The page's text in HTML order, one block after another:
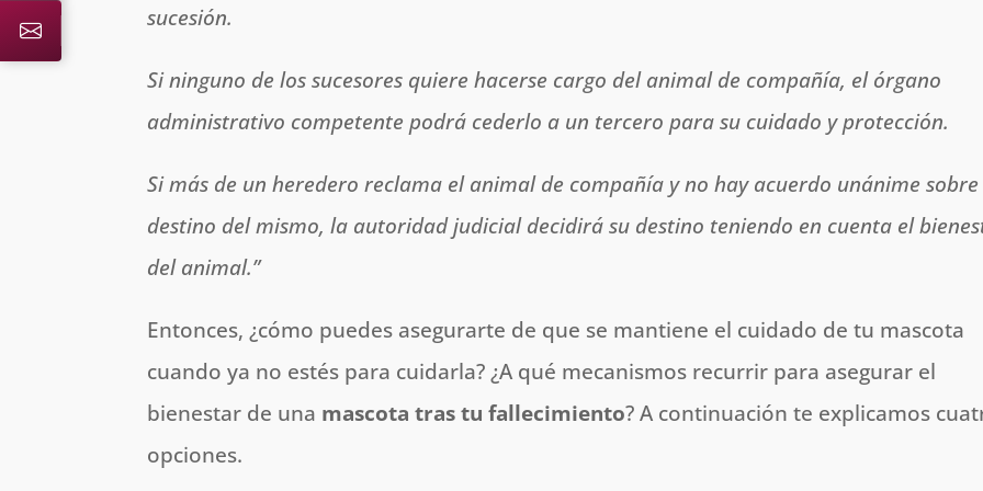
sucesión.
Si ninguno de los sucesores quiere hacerse cargo del animal de compañía, el órgano
administrativo competente podrá cederlo a un tercero para su cuidado y protección.
Si más de un heredero reclama el animal de compañía y no hay acuerdo unánime
destino del mismo, la autoridad judicial decidirá su destino teniendo en cuenta el
del animal.”
Entonces, ¿cómo puedes asegurarte de que se mantiene el cuidado de tu mascota
cuando ya no estés para cuidarla? ¿A qué mecanismos recurrir para asegurar el
bienestar de una mascota tras tu fallecimiento? A continuación te explicamos
opciones.